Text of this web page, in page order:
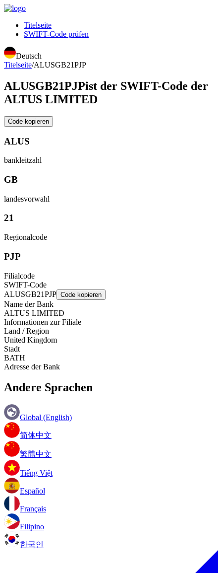
Titelseite
SWIFT-Code prüfen
Deutsch
Titelseite/ALUSGB21PJP
ALUSGB21PJPist der SWIFT-Code der
ALTUS LIMITED
Code kopieren
ALUS
bankleitzahl
GB
landesvorwahl
21
Regionalcode
PJP
Filialcode
SWIFT-Code
ALUSGB21PJP Code kopieren
Name der Bank
ALTUS LIMITED
Informationen zur Filiale
Land / Region
United Kingdom
Stadt
BATH
Adresse der Bank
Andere Sprachen
Global (English)
简体中文
繁體中文
Tiếng Việt
Español
Français
Filipino
한국인